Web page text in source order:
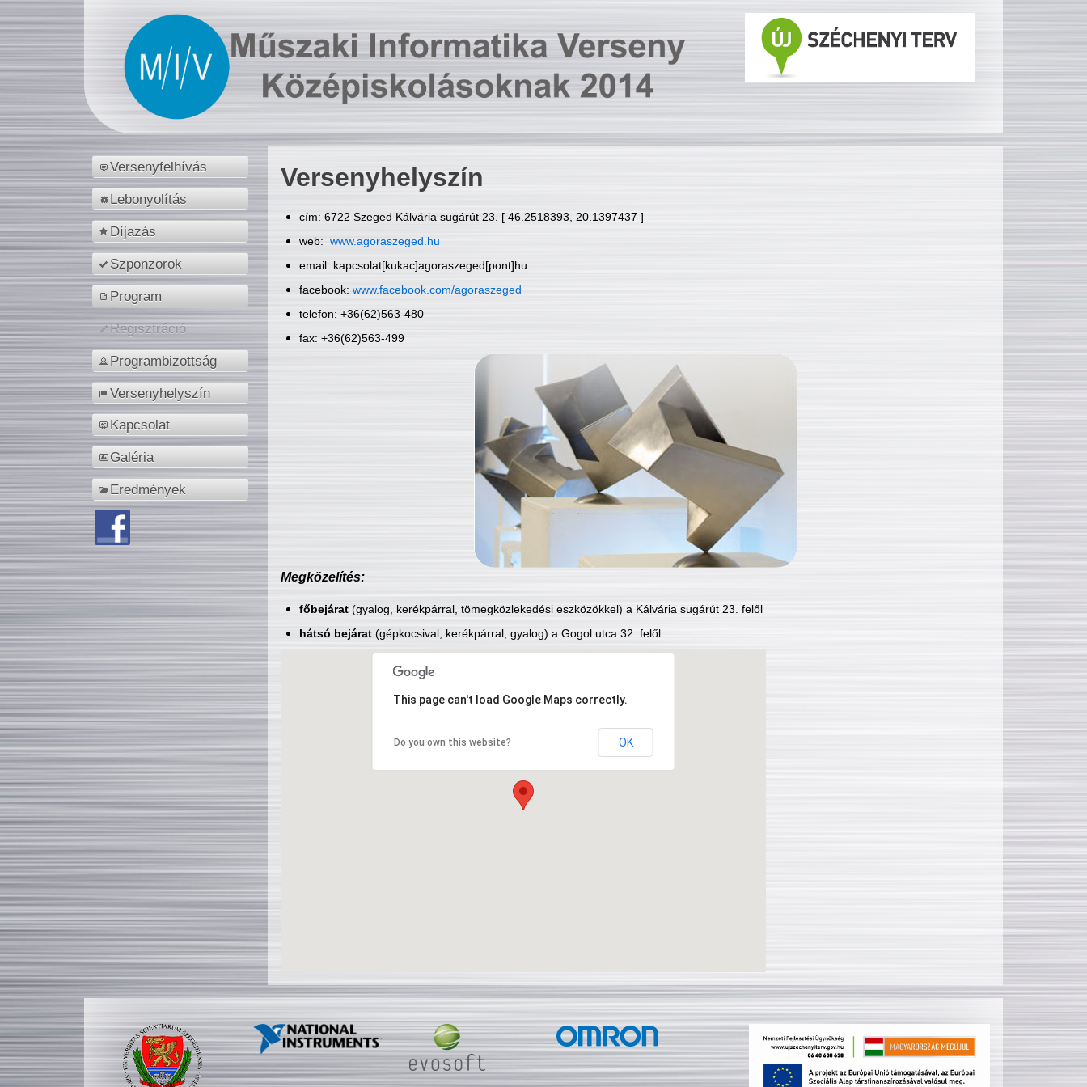
Versenyfelhívás
Lebonyolítás
Díjazás
Szponzorok
Program
Regisztráció
Programbizottság
Versenyhelyszín
Kapcsolat
Galéria
Eredmények
Versenyhelyszín
cím: 6722 Szeged Kálvária sugárút 23. [ 46.2518393, 20.1397437 ]
web: www.agoraszeged.hu
email: kapcsolat[kukac]agoraszeged[pont]hu
facebook: www.facebook.com/agoraszeged
telefon: +36(62)563-480
fax: +36(62)563-499
Megközelítés:
főbejárat(gyalog, kerékpárral, tömegközlekedési eszközökkel) a Kálvária sugárút 23. felől
hátsó bejárat(gépkocsival, kerékpárral, gyalog) a Gogol utca 32. felől
This page can't load Google Maps correctly.
Do you own this website? OK